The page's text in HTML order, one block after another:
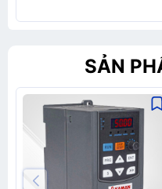
SẢN